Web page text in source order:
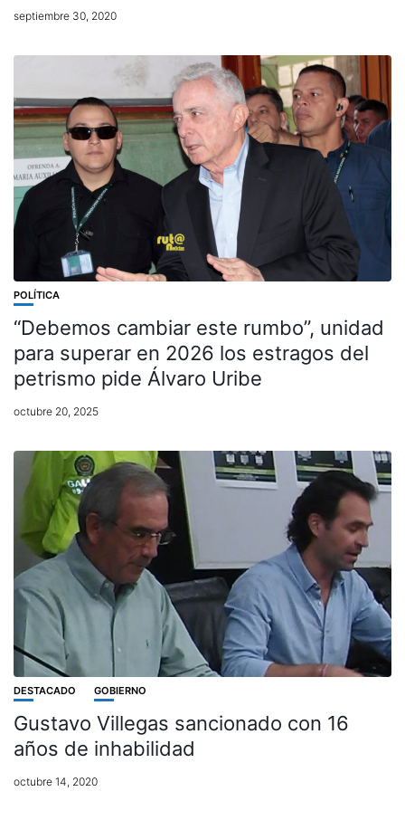
septiembre 30, 2020
POLÍTICA
“Debemos cambiar este rumbo”, unidad
para superar en 2026 los estragos del
petrismo pide Álvaro Uribe
octubre 20, 2025
DESTACADO GOBIERNO
Gustavo Villegas sancionado con 16
años de inhabilidad
octubre 14, 2020